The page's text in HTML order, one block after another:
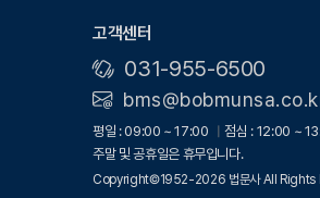
고객센터
031-955-6500
평일 : 09:00 ~ 17:00
점심 : 12:00 ~
주말 및 공휴일은 휴무입니다.
Copyright©1952-2026 법문사 All Rights